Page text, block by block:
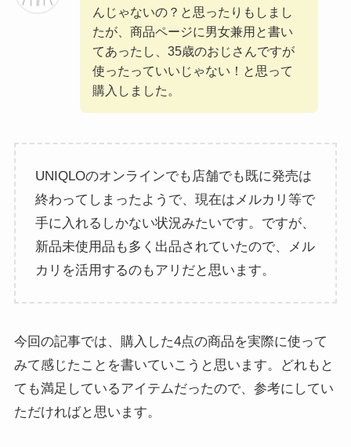
んじゃないの？と思ったりもしまし
たが、商品ページに男女兼用と書い
てあったし、35歳のおじさんですが
使ったっていいじゃない！と思って
購入しました。
UNIQLOのオンラインでも店舗でも既に発売は
終わってしまったようで、現在はメルカリ等で
手に入れるしかない状況みたいです。ですが、
新品未使用品も多く出品されていたので、メル
カリを活用するのもアリだと思います。
今回の記事では、購入した4点の商品を実際に使って
みて感じたことを書いていこうと思います。どれもと
ても満足しているアイテムだったので、参考にしてい
ただければと思います。